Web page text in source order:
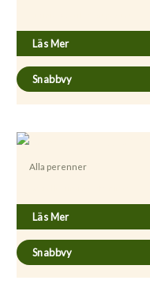
Läs Mer
Snabbvy
Alla perenner
Läs Mer
Snabbvy